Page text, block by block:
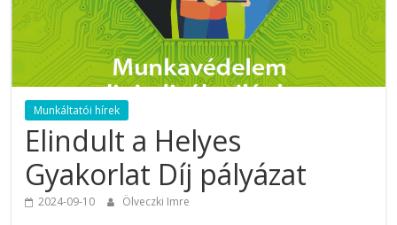
Munkáltatói hírek
Elindult a Helyes
Gyakorlat Díj pályázat
2024-09-10 Ölveczki Imre